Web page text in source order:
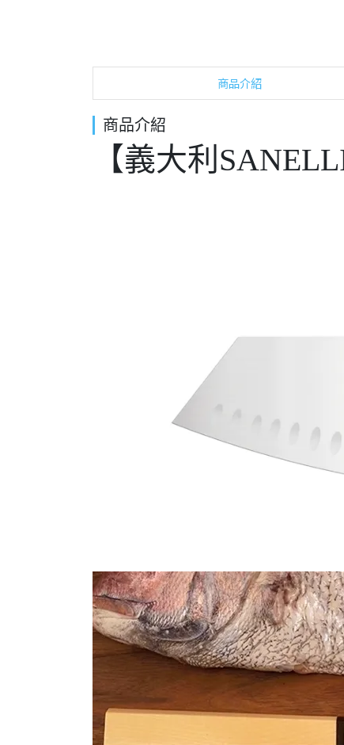
商品介紹
商品介紹
【義大利